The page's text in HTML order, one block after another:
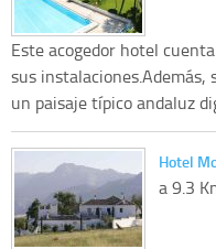
Este acogedor hotel
sus instalaciones.Además,
un paisaje típico andaluz
Hotel
a 9.3